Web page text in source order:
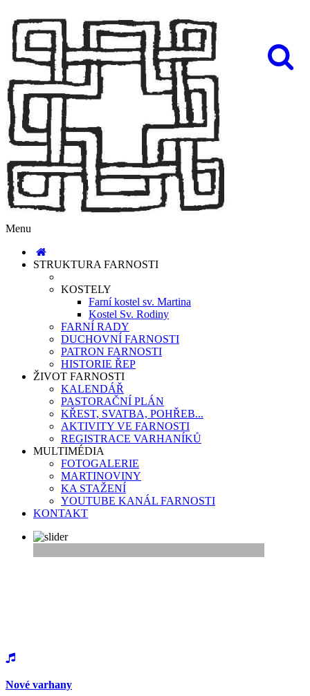
Menu
STRUKTURA FARNOSTI
KOSTELY
Farní kostel sv. Martina
Kostel Sv. Rodiny
FARNÍ RADY
DUCHOVNÍ FARNOSTI
PATRON FARNOSTI
HISTORIE ŘEP
ŽIVOT FARNOSTI
KALENDÁŘ
PASTORAČNÍ PLÁN
KŘEST, SVATBA, POHŘEB...
AKTIVITY VE FARNOSTI
REGISTRACE VARHANÍKŮ
MULTIMÉDIA
FOTOGALERIE
MARTINOVINY
KA STAŽENÍ
YOUTUBE KANÁL FARNOSTI
KONTAKT
Nové varhany